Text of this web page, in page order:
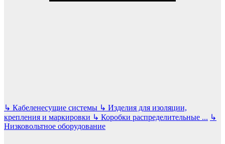
↳ Кабеленесущие системы ↳ Изделия для изоляции,
крепления и маркировки ↳ Коробки распределительные ... ↳
Низковольтное оборудование